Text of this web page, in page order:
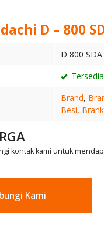
D – 800
D 800 SDA
Tersedia
Brand,
Besi,
kontak kami untuk
Kami